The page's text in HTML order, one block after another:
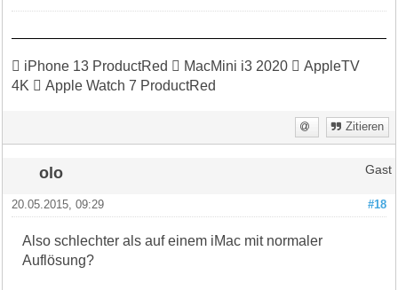
 iPhone 13 ProductRed  MacMini i3 2020  AppleTV
4K  Apple Watch 7 ProductRed
Zitieren
olo Gast
#18
20.05.2015, 09:29
Also schlechter als auf einem iMac mit normaler
Auflösung?